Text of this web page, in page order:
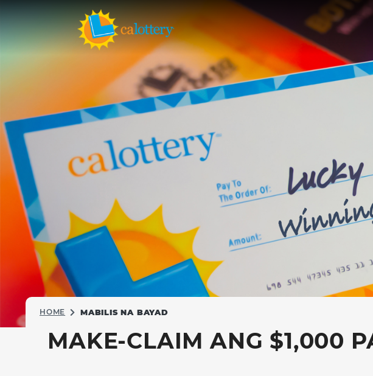
HOME MABILIS NA BAYAD
MAKE-CLAIM ANG $1,000